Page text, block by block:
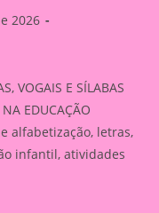
2026
VOGAIS E SÍLABAS
EDUCAÇÃO
alfabetização, letras,
infantil, atividades